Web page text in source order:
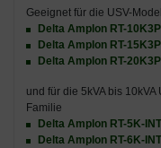
Geeignet für die USV-
Delta Amplon RT-
Delta Amplon RT-
Delta Amplon RT-
und für die 5kVA bis
Familie
Delta Amplon RT-5K-
Delta Amplon RT-6K-